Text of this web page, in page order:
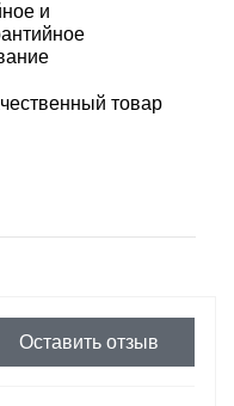
и
товар
Оставить отзыв